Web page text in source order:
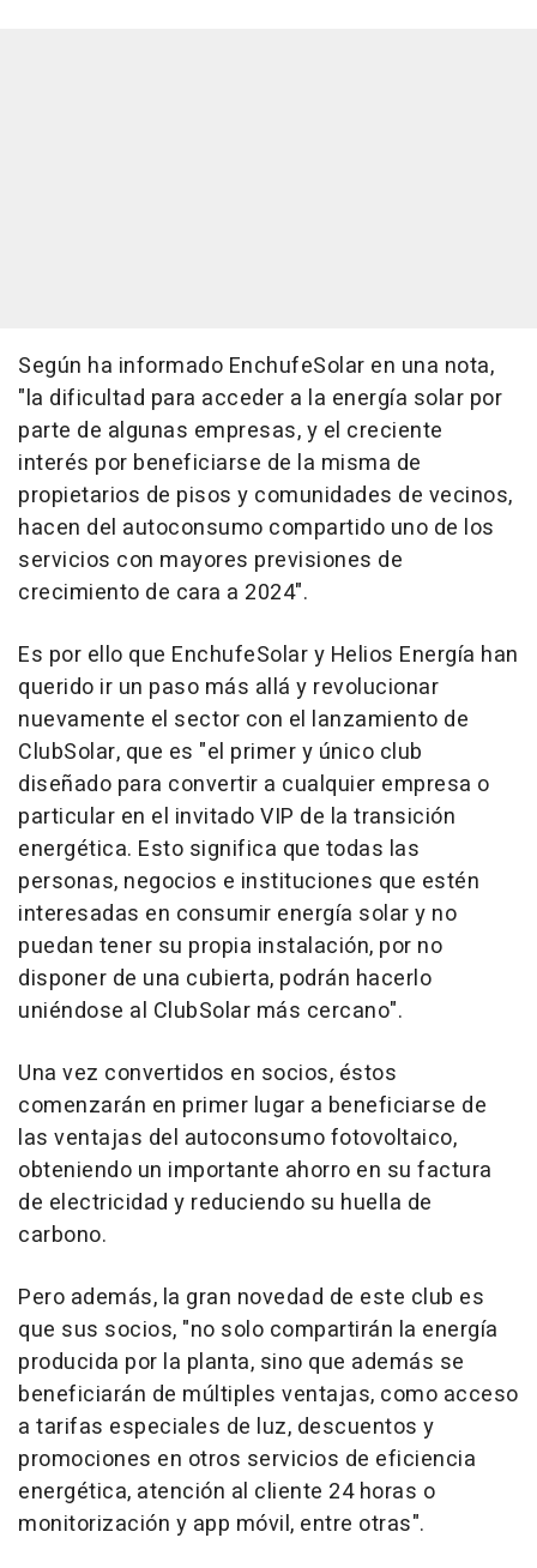
Según ha informado EnchufeSolar en una nota,
"la dificultad para acceder a la energía solar por
parte de algunas empresas, y el creciente
interés por beneficiarse de la misma de
propietarios de pisos y comunidades de vecinos,
hacen del autoconsumo compartido uno de los
servicios con mayores previsiones de
crecimiento de cara a 2024".
Es por ello que EnchufeSolar y Helios Energía han
querido ir un paso más allá y revolucionar
nuevamente el sector con el lanzamiento de
ClubSolar, que es "el primer y único club
diseñado para convertir a cualquier empresa o
particular en el invitado VIP de la transición
energética. Esto significa que todas las
personas, negocios e instituciones que estén
interesadas en consumir energía solar y no
puedan tener su propia instalación, por no
disponer de una cubierta, podrán hacerlo
uniéndose al ClubSolar más cercano".
Una vez convertidos en socios, éstos
comenzarán en primer lugar a beneficiarse de
las ventajas del autoconsumo fotovoltaico,
obteniendo un importante ahorro en su factura
de electricidad y reduciendo su huella de
carbono.
Pero además, la gran novedad de este club es
que sus socios, "no solo compartirán la energía
producida por la planta, sino que además se
beneficiarán de múltiples ventajas, como acceso
a tarifas especiales de luz, descuentos y
promociones en otros servicios de eficiencia
energética, atención al cliente 24 horas o
monitorización y app móvil, entre otras".